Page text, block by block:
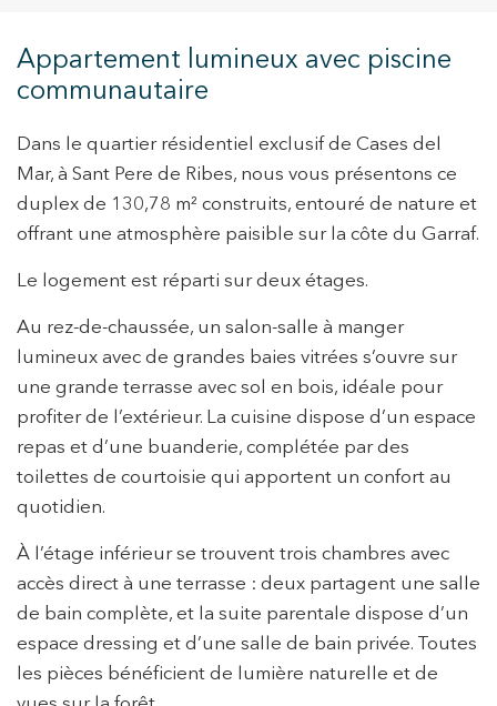
Appartement lumineux avec piscine
communautaire
Dans le quartier résidentiel exclusif de Cases del
Mar, à Sant Pere de Ribes, nous vous présentons ce
duplex de 130,78 m² construits, entouré de nature et
offrant une atmosphère paisible sur la côte du Garraf.
Le logement est réparti sur deux étages.
Au rez-de-chaussée, un salon-salle à manger
lumineux avec de grandes baies vitrées s’ouvre sur
une grande terrasse avec sol en bois, idéale pour
profiter de l’extérieur. La cuisine dispose d’un espace
repas et d’une buanderie, complétée par des
toilettes de courtoisie qui apportent un confort au
quotidien.
À l’étage inférieur se trouvent trois chambres avec
accès direct à une terrasse : deux partagent une salle
de bain complète, et la suite parentale dispose d’un
espace dressing et d’une salle de bain privée. Toutes
les pièces bénéficient de lumière naturelle et de
Technique et Fonctionnel Toujours actif
Ce site Web utilise ses propres cookies pour collecter des
informations afin d'améliorer nos services. Si vous
continuez à naviguer, vous acceptez leur installation.
L'utilisateur a la possibilité de configurer son navigateur,
pouvant, s'il le souhaite, empêcher leur installation sur son
disque dur, même s'il doit garder à l'esprit qu'une telle
Analyse et Personnalisation
Ils permettent le suivi et l'analyse du comportement des
utilisateurs de ce site. Les informations collectées via ce
type de cookies sont utilisées pour mesurer l'activité du
Web pour l'élaboration des profils de navigation des